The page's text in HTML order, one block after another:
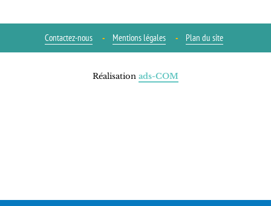
Contactez-nous Mentions légales Plan du site
Réalisation ads-COM